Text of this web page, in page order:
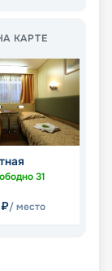
КАРТЕ
31
₽/ место